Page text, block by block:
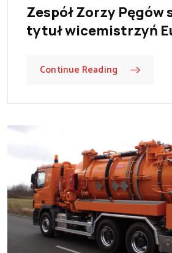
Zespół Zorzy Pęgów
tytuł wicemistrzyń
Continue Reading